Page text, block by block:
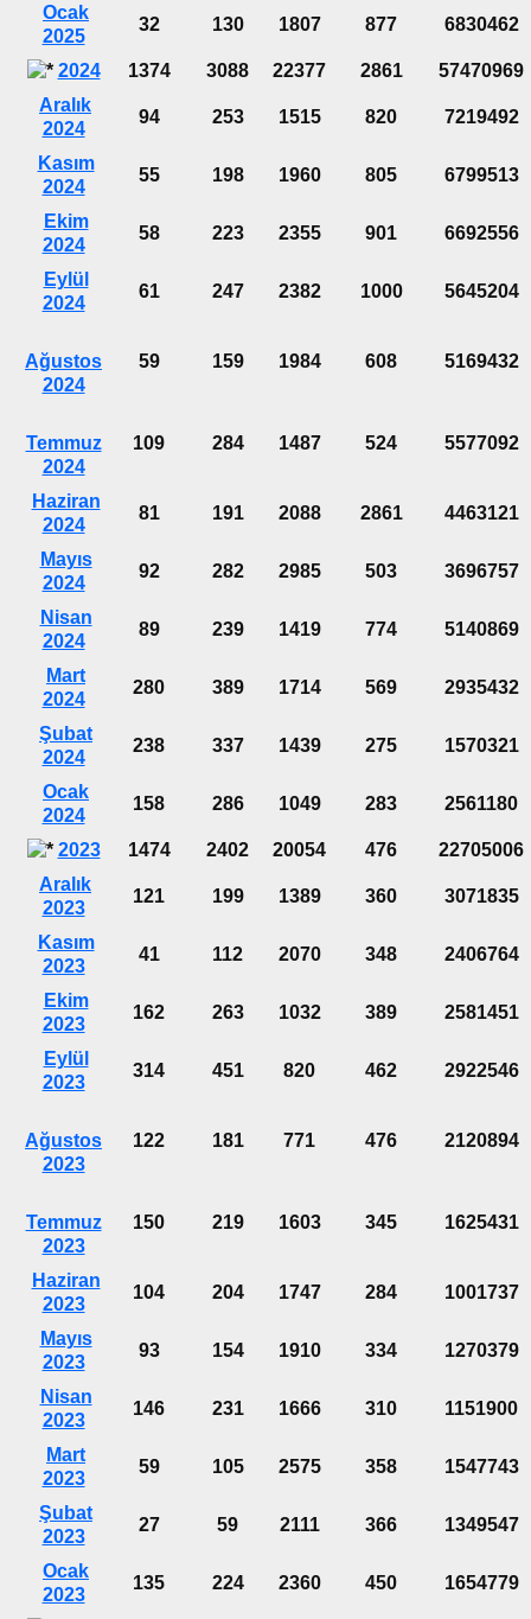
Ocak
2025
32 130 1807 877 6830462
2024 1374 3088 22377 2861
57470969
Aralık
2024
94 253 1515 820 7219492
Kasım
2024
55 198 1960 805 6799513
Ekim
2024
58 223 2355 901 6692556
Eylül
2024
61 247 2382 1000 5645204
Ağustos
2024
59 159 1984 608 5169432
Temmuz
2024
109 284 1487 524 5577092
Haziran
2024
81 191 2088 2861 4463121
Mayıs
2024
92 282 2985 503 3696757
Nisan
2024
89 239 1419 774 5140869
Mart
2024
280 389 1714 569 2935432
Şubat
2024
238 337 1439 275 1570321
Ocak
2024
158 286 1049 283 2561180
2023 1474 2402 20054 476
22705006
Aralık
2023
121 199 1389 360 3071835
Kasım
2023
41 112 2070 348 2406764
Ekim
2023
162 263 1032 389 2581451
Eylül
2023
314 451 820 462 2922546
Ağustos
2023
122 181 771 476 2120894
Temmuz
2023
150 219 1603 345 1625431
Haziran
2023
104 204 1747 284 1001737
Mayıs
2023
93 154 1910 334 1270379
Nisan
2023
146 231 1666 310 1151900
Mart
2023
59 105 2575 358 1547743
Şubat
2023
27 59 2111 366 1349547
Ocak
2023
135 224 2360 450 1654779